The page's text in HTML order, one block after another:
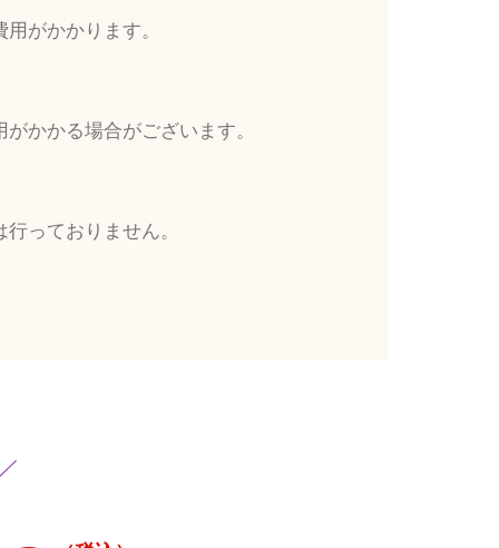
がかかります。
かかる場合がございます。
っておりません。